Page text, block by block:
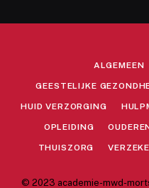
ALGEMEEN
GEESTELIJKE
HUID VERZORGING
OPLEIDING
THUISZORG
© 2023 academie-mwd-